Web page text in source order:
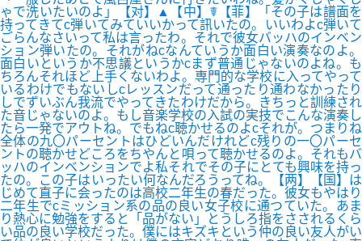
ゃで洗いたいのよ」【对】▲【中】☤【菲】「その子は譜面を
持ってきてc弾いてみていいかって訊いたの。いいわよc弾いて
ごらんなさいって私は言ったわ。それで彼女バッハのインベン
ション弾いたの。それがねcなんていうか面白い演奏なのよ。
面白いというか不思議というかcまず普通じゃないのよね。も
ちろんそれほど上手くないわよ。専門的な学校に入ってやって
いるわけでもないしcレッスンだって通ったり通わなかったり
しでずいぶん我流でやってきたわけだから。きちっと訓練され
た音じゃないのよ。もし音楽学校の入試の実技でこんな演奏し
たら一発でアウトね。でもねc聴かせるのよcそれが。つまりね
全体の九〇パーセントはひどいんだけれどc残りの一〇パーセ
ントの聴かせどころをちやんと唄って聴かせるのよ。それもバ
ッハのインベンションでよ私それでその子にとても興味を持っ
たの。この子はいったい何なんだろうってね。【两】【国】は
じめて直子に会ったのは高校二年生の春だった。彼女もやはり
二年生でcミッション系の品の良い女子校に通つていた。あま
り熱心に勉強をすると「品がない」とうしろ指をさされるくら
い品の良い学校だった。僕にはキズキという仲の良い友人がい